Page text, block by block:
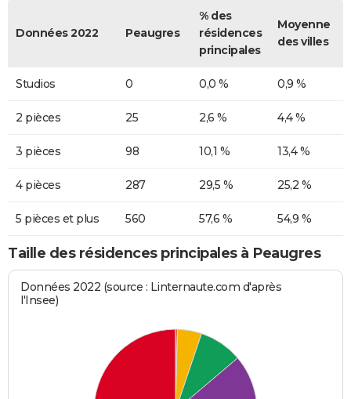
Données 2022 Peaugres
% des
résidences
principales
Moyenne
des villes
Studios 0 0,0 % 0,9 %
2 pièces 25 2,6 % 4,4 %
3 pièces 98 10,1 % 13,4 %
4 pièces 287 29,5 % 25,2 %
5 pièces et plus 560 57,6 % 54,9 %
Taille des résidences principales à Peaugres
Données 2022 (source : Linternaute.com d'après
l'Insee)